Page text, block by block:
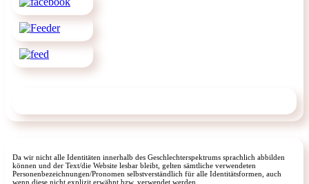
Da wir nicht alle Identitäten innerhalb des Geschlechterspektrums sprachlich abbilden
können und der Text/die Website lesbar bleibt, gelten sämtliche verwendeten
Personenbezeichnungen/Pronomen selbstverständlich für alle Identitätsformen, auch
wenn diese nicht explizit erwähnt bzw. verwendet werden.